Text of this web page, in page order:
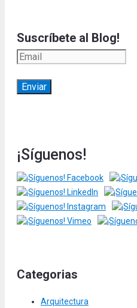
Suscríbete al Blog!
¡Síguenos!
Categorias
Arquitectura